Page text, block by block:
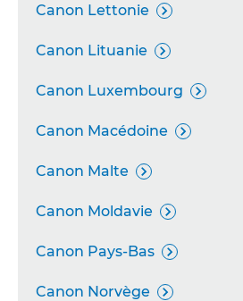
Canon Lettonie 
Canon Lituanie 
Canon Luxembourg 
Canon Macédoine 
Canon Malte 
Canon Moldavie 
Canon Pays-Bas 
Canon Norvège 